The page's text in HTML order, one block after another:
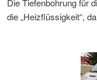
Die Tiefenbohrung für
die „Heizflüssigkeit“,